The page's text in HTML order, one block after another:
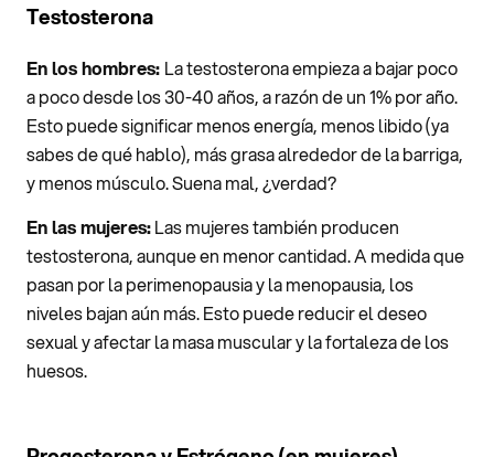
Testosterona
En los hombres: La testosterona empieza a bajar poco
a poco desde los 30-40 años, a razón de un 1% por año.
Esto puede significar menos energía, menos libido (ya
sabes de qué hablo), más grasa alrededor de la barriga,
y menos músculo. Suena mal, ¿verdad?
En las mujeres:Las mujeres también producen
testosterona, aunque en menor cantidad. A medida que
pasan por la perimenopausia y la menopausia, los
niveles bajan aún más. Esto puede reducir el deseo
sexual y afectar la masa muscular y la fortaleza de los
huesos.